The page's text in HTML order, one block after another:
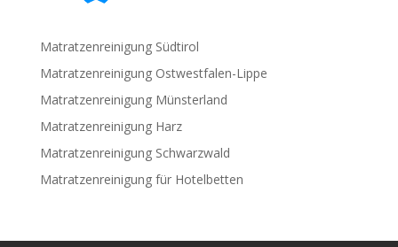
Matratzenreinigung Südtirol
Matratzenreinigung Ostwestfalen-Lippe
Matratzenreinigung Münsterland
Matratzenreinigung Harz
Matratzenreinigung Schwarzwald
Matratzenreinigung für Hotelbetten